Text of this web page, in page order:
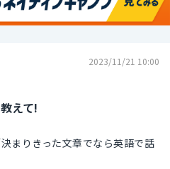
2023/11/21 10:00
えて!
まりきった文章でなら英語で話